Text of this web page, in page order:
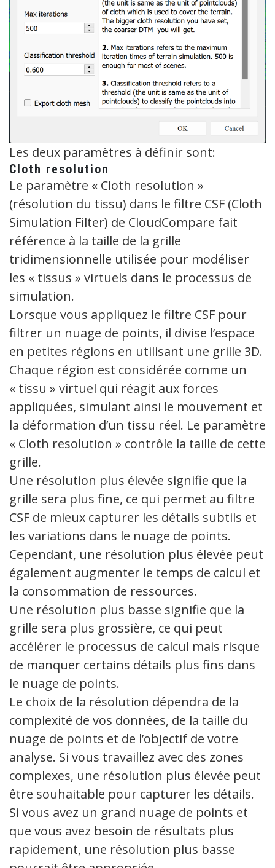
Les deux paramètres à définir sont:
Cloth resolution
Le paramètre « Cloth resolution »
(résolution du tissu) dans le filtre CSF (Cloth
Simulation Filter) de CloudCompare fait
référence à la taille de la grille
tridimensionnelle utilisée pour modéliser
les « tissus » virtuels dans le processus de
simulation.
Lorsque vous appliquez le filtre CSF pour
filtrer un nuage de points, il divise l’espace
en petites régions en utilisant une grille 3D.
Chaque région est considérée comme un
« tissu » virtuel qui réagit aux forces
appliquées, simulant ainsi le mouvement et
la déformation d’un tissu réel. Le paramètre
« Cloth resolution » contrôle la taille de cette
grille.
Une résolution plus élevée signifie que la
grille sera plus fine, ce qui permet au filtre
CSF de mieux capturer les détails subtils et
les variations dans le nuage de points.
Cependant, une résolution plus élevée peut
également augmenter le temps de calcul et
la consommation de ressources.
Une résolution plus basse signifie que la
grille sera plus grossière, ce qui peut
accélérer le processus de calcul mais risque
de manquer certains détails plus fins dans
le nuage de points.
Le choix de la résolution dépendra de la
complexité de vos données, de la taille du
nuage de points et de l’objectif de votre
analyse. Si vous travaillez avec des zones
complexes, une résolution plus élevée peut
être souhaitable pour capturer les détails.
Si vous avez un grand nuage de points et
que vous avez besoin de résultats plus
rapidement, une résolution plus basse